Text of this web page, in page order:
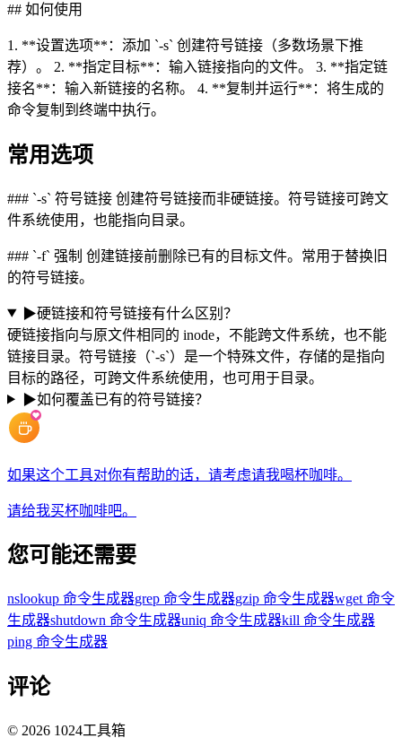
## 如何使用
1. **设置选项**：添加 `-s` 创建符号链接（多数场景下推
荐）。 2. **指定目标**：输入链接指向的文件。 3. **指定链
接名**：输入新链接的名称。 4. **复制并运行**：将生成的
命令复制到终端中执行。
常用选项
### `-s` 符号链接 创建符号链接而非硬链接。符号链接可跨文
件系统使用，也能指向目录。
### `-f` 强制 创建链接前删除已有的目标文件。常用于替换旧
的符号链接。
▶硬链接和符号链接有什么区别？
硬链接指向与原文件相同的 inode，不能跨文件系统，也不能
链接目录。符号链接（`-s`）是一个特殊文件，存储的是指向
目标的路径，可跨文件系统使用，也可用于目录。
▶如何覆盖已有的符号链接？
如果这个工具对你有帮助的话，请考虑请我喝杯咖啡。
请给我买杯咖啡吧。
您可能还需要
nslookup 命令生成器grep 命令生成器gzip 命令生成器wget 命令
生成器shutdown 命令生成器uniq 命令生成器kill 命令生成器
ping 命令生成器
评论
© 2026 1024工具箱